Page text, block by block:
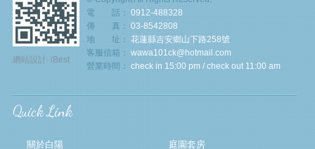
網站設計‧ iBest
電 話： 0912-488328
傳 真： 03-8542808
地 址： 花蓮縣吉安鄉山下路258號
客服信箱： wawa101ck@hotmail.com
營業時間： check in 15:00 pm / check out 11:00 am
Quick Link
關於白陽 庭園套房